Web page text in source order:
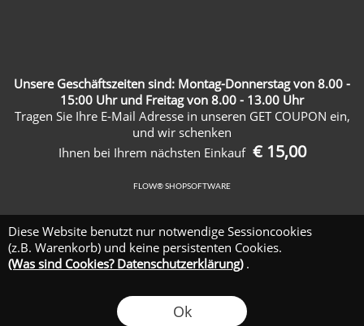
Diese Website benutzt nur notwendige Sessioncookies
(z.B. Warenkorb) und keine persistenten Cookies.
(Was sind Cookies? Datenschutzerklärung).
Ok
Unsere Geschäftszeiten sind: Montag-Donnerstag von 8.00 -
15:00 Uhr und Freitag von 8.00 - 13.00 Uhr
Tragen Sie Ihre E-Mail Adresse in unseren GET COUPON ein,
und wir schenken
Ihnen bei Ihrem nächsten Einkauf € 15,00
FLOW® SHOPSOFTWARE